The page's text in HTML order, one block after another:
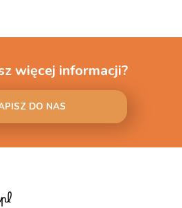
więcej informacji?
DO NAS